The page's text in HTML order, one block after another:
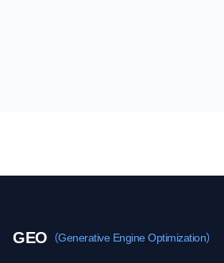
GEO （Generative Engine Optimization）